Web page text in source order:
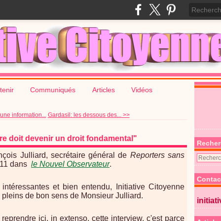
Communiqués Articles Vidéos
information... Gardasil: les dessous des... >>
doit devenir un droit fondamental"
Julliard, secrétaire général de Reporters sans
dans le Nouvel Observateur.
et bien entendu, Initiative Citoyenne
de bon sens de Monsieur Julliard.
ici, in extenso, cette interview, c'est parce